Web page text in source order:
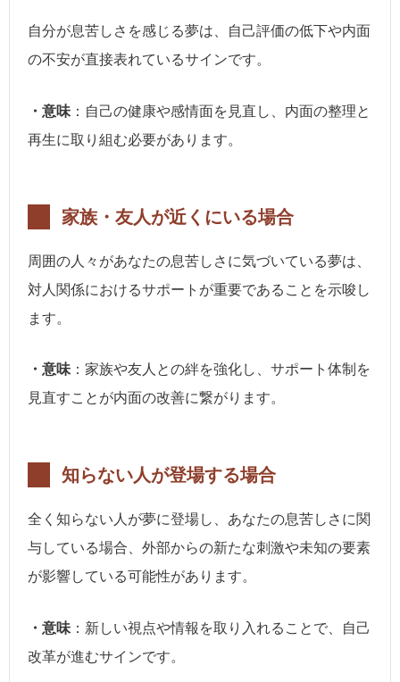
自分が息苦しさを感じる夢は、自己評価の低下や内面
の不安が直接表れているサインです。
・意味 ：自己の健康や感情面を見直し、内面の整理と
再生に取り組む必要があります。
家族・友人が近くにいる場合
周囲の人々があなたの息苦しさに気づいている夢は、
対人関係におけるサポートが重要であることを示唆し
ます。
・意味 ：家族や友人との絆を強化し、サポート体制を
見直すことが内面の改善に繋がります。
知らない人が登場する場合
全く知らない人が夢に登場し、あなたの息苦しさに関
与している場合、外部からの新たな刺激や未知の要素
が影響している可能性があります。
・意味 ：新しい視点や情報を取り入れることで、自己
改革が進むサインです。